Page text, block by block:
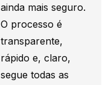
ainda mais seguro.
O processo é
transparente,
rápido e, claro,
segue todas as